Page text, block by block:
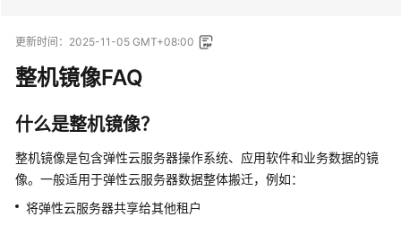
最
新
动
产
品
绍
更新时间： 2025-11-05 GMT+08:00
整机镜像FAQ
什么是整机镜像？
整机镜像是包含弹性云服务器操作系统、应用软件和业务数据的镜
像。一般适用于弹性云服务器数据整体搬迁，例如：
将弹性云服务器共享给其他租户